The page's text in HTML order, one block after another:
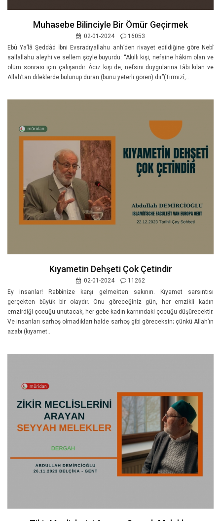
Muhasebe Bilinciyle Bir Ömür Geçirmek
02-01-2024
16053
Ebû Ya’lâ Şeddâd İbni Evsradıyallahu anh’den rivayet edildiğine göre Nebî
sallallahu aleyhi ve sellem şöyle buyurdu: “Akıllı kişi, nefsine hâkim olan ve
ölüm sonrası için çalışandır. Âciz kişi de, nefsini duygularına tâbi kılan ve
Allah’tan dileklerde bulunup duran (bunu yeterli gören) dır”(Tirmizî,..
Kıyametin Dehşeti Çok Çetindir
02-01-2024
11262
Ey insanlar! Rabbinize karşı gelmekten sakının. Kıyamet sarsıntısı
gerçekten büyük bir olaydır. Onu göreceğiniz gün, her emzikli kadın
emzirdiği çocuğu unutacak, her gebe kadın karnındaki çocuğu düşürecektir.
Ve insanları sarhoş olmadıkları halde sarhoş gibi göreceksin; çünkü Allah’ın
azabı (kıyamet..